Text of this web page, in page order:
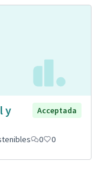
y
Acceptada
0 0